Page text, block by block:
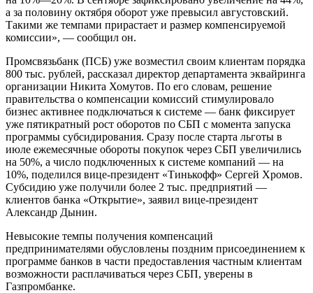
а за половину октября оборот уже превысил августовский.
Такими же темпами прирастает и размер компенсируемой
комиссии», — сообщил он.
Промсвязьбанк (ПСБ) уже возместил своим клиентам порядка
800 тыс. рублей, рассказал директор департамента эквайринга
организации Никита Хомутов. По его словам, решение
правительства о компенсации комиссий стимулировало
бизнес активнее подключаться к системе — банк фиксирует
уже пятикратный рост оборотов по СБП с момента запуска
программы субсидирования. Сразу после старта льготы в
июле ежемесячные обороты покупок через СБП увеличились
на 50%, а число подключенных к системе компаний — на
10%, поделился вице-президент «Тинькофф» Сергей Хромов.
Субсидию уже получили более 2 тыс. предприятий —
клиентов банка «Открытие», заявил вице-президент
Александр Дынин.
Невысокие темпы получения компенсаций
предпринимателями обусловлены поздним присоединением к
программе банков в части предоставления частным клиентам
возможности расплачиваться через СБП, уверены в
Газпромбанке.